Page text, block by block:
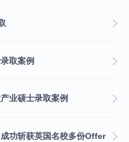
取案例
业硕士录取案例
功斩获英国名校多份Offer